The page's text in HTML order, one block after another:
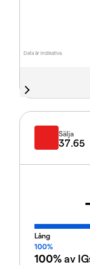
Data är indikativa
Sälja
37.65
Lång
100%
100%av